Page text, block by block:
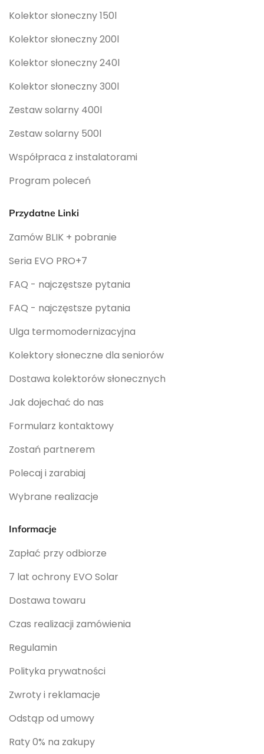
Kolektor słoneczny 150l
Kolektor słoneczny 200l
Kolektor słoneczny 240l
Kolektor słoneczny 300l
Zestaw solarny 400l
Zestaw solarny 500l
Współpraca z instalatorami
Program poleceń
Przydatne Linki
Zamów BLIK + pobranie
Seria EVO PRO+7
FAQ - najczęstsze pytania
FAQ - najczęstsze pytania
Ulga termomodernizacyjna
Kolektory słoneczne dla seniorów
Dostawa kolektorów słonecznych
Jak dojechać do nas
Formularz kontaktowy
Zostań partnerem
Polecaj i zarabiaj
Wybrane realizacje
Informacje
Zapłać przy odbiorze
7 lat ochrony EVO Solar
Dostawa towaru
Czas realizacji zamówienia
Regulamin
Polityka prywatności
Zwroty i reklamacje
Odstąp od umowy
Raty 0% na zakupy